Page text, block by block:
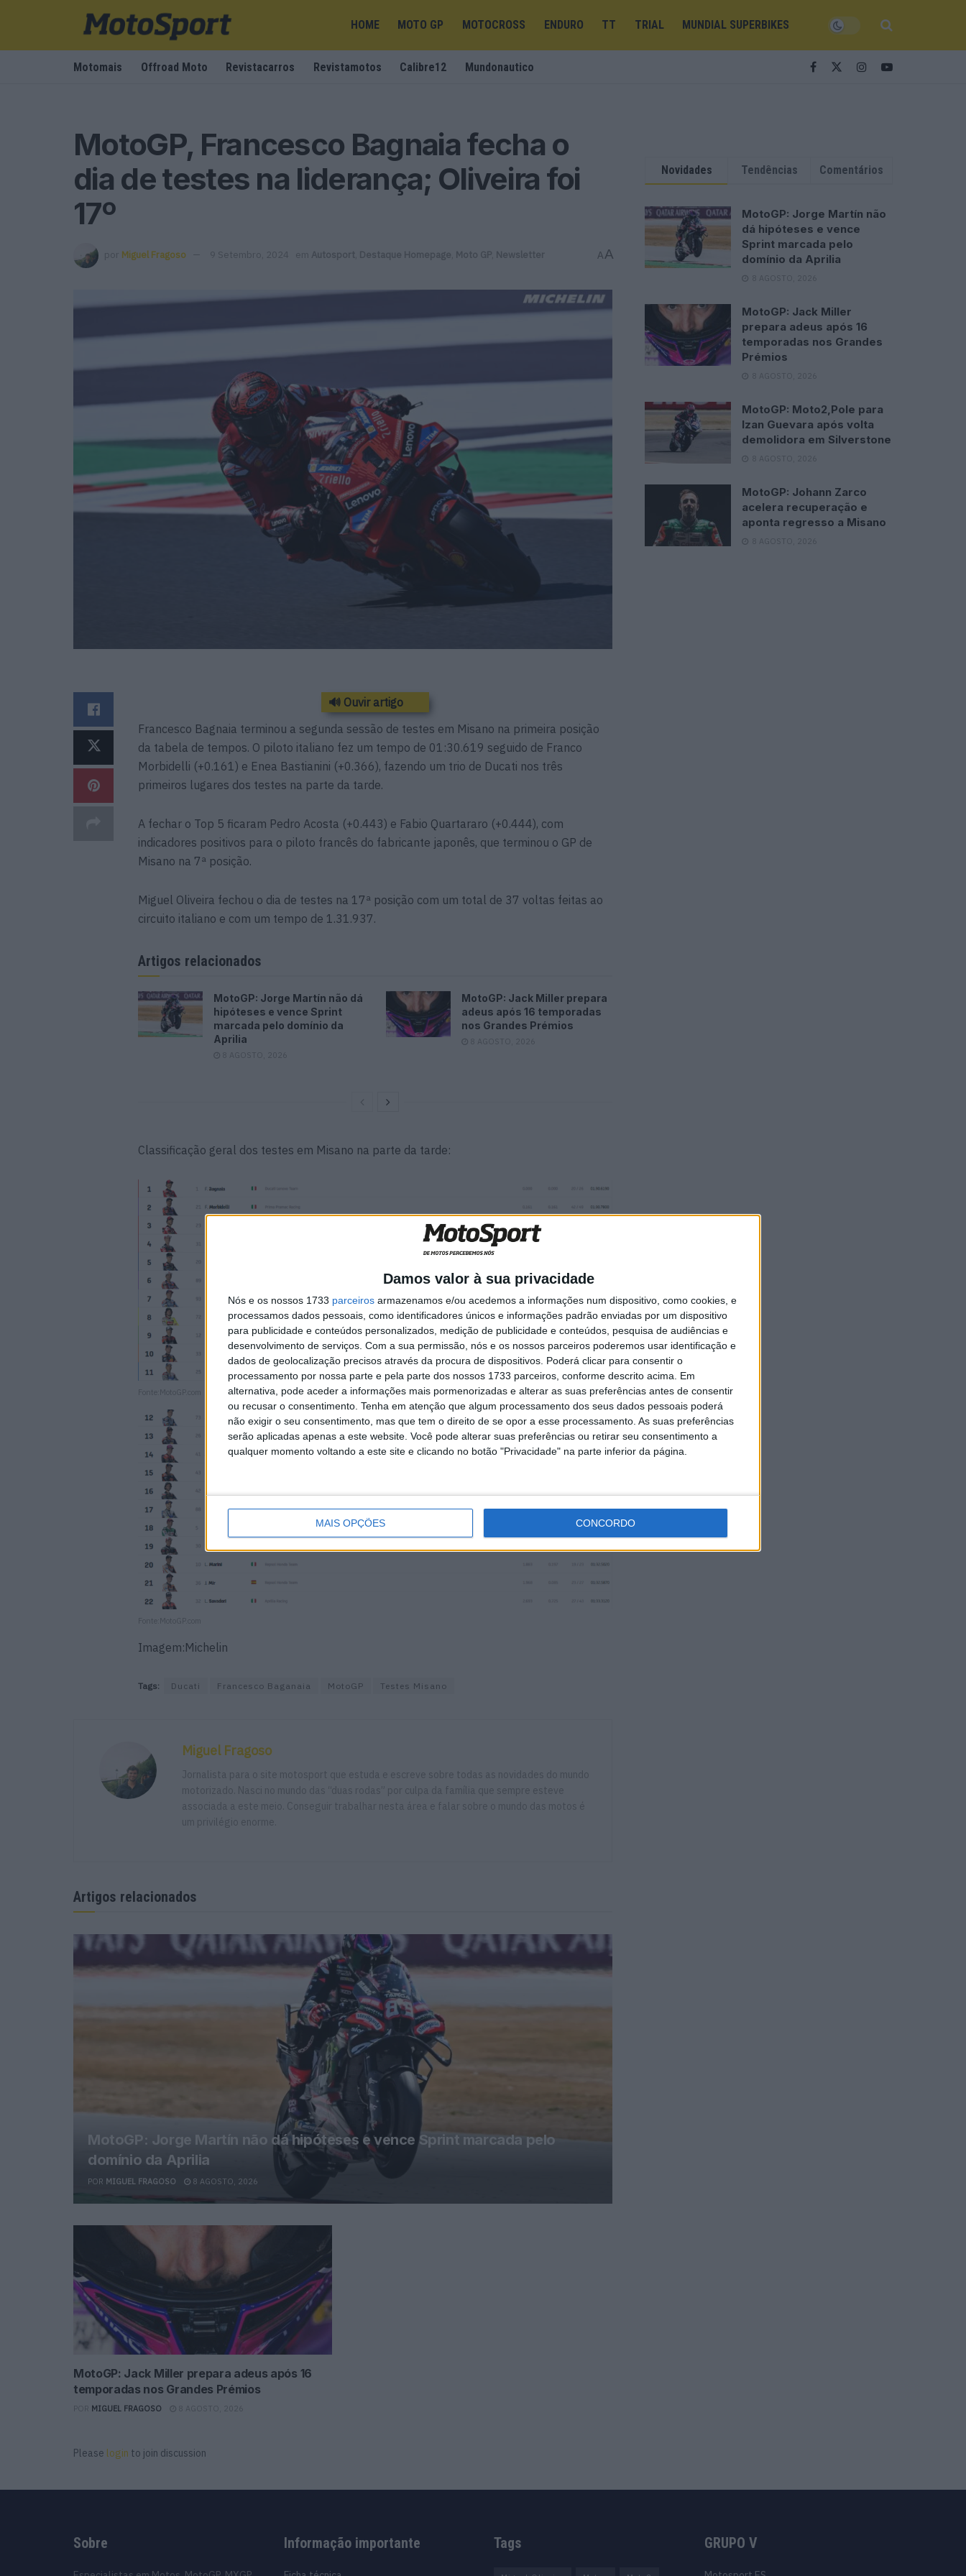
Damos valor à sua privacidade
Nós e os nossos 1733 parceiros armazenamos e/ou acedemos a informações num dispositivo, como cookies, e
processamos dados pessoais, como identificadores únicos e informações padrão enviadas por um dispositivo
para publicidade e conteúdos personalizados, medição de publicidade e conteúdos, pesquisa de audiências e
desenvolvimento de serviços. Com a sua permissão, nós e os nossos parceiros poderemos usar identificação e
dados de geolocalização precisos através da procura de dispositivos. Poderá clicar para consentir o
processamento por nossa parte e pela parte dos nossos 1733 parceiros, conforme descrito acima. Em
alternativa, pode aceder a informações mais pormenorizadas e alterar as suas preferências antes de consentir
ou recusar o consentimento. Tenha em atenção que algum processamento dos seus dados pessoais poderá
não exigir o seu consentimento, mas que tem o direito de se opor a esse processamento. As suas preferências
serão aplicadas apenas a este website. Você pode alterar suas preferências ou retirar seu consentimento a
qualquer momento voltando a este site e clicando no botão "Privacidade" na parte inferior da página.
MAIS OPÇÕES CONCORDO
HOME MOTO GP MOTOCROSS ENDURO TT TRIAL MUNDIAL SUPERBIKES
Motomais Offroad Moto Revistacarros Revistamotos Calibre12 Mundonautico
MotoGP, Francesco Bagnaia fecha o
dia de testes na liderança; Oliveira foi
17º
por Miguel Fragoso 9 Setembro, 2024 em Autosport Destaque Homepage Moto GP Newsletter AA
🔊 Ouvir artigo
Francesco Bagnaia terminou a segunda sessão de testes em Misano na primeira posição
da tabela de tempos. O piloto italiano fez um tempo de 01:30.619 seguido de Franco
Morbidelli (+0.161) e Enea Bastianini (+0.366), fazendo um trio de Ducati nos três
primeiros lugares dos testes na parte da tarde.
A fechar o Top 5 ficaram Pedro Acosta (+0.443) e Fabio Quartararo (+0.444), com
indicadores positivos para o piloto francês do fabricante japonês, que terminou o GP de
Misano na 7ª posição.
Miguel Oliveira fechou o dia de testes na 17ª posição com um total de 37 voltas feitas ao
circuito italiano e com um tempo de 1.31.937.
Artigos relacionados
MotoGP: Jorge Martín não dá
hipóteses e vence Sprint
marcada pelo domínio da
Aprilia
8 AGOSTO, 2026
MotoGP: Jack Miller prepara
adeus após 16 temporadas
nos Grandes Prémios
8 AGOSTO, 2026
Classificação geral dos testes em Misano na parte da tarde:
Fonte:MotoGP.com
Fonte:MotoGP.com
Imagem:Michelin
Tags: Ducati Francesco Baganaia MotoGP Testes Misano
Miguel Fragoso
Jornalista para o site motosport que estuda e escreve sobre todas as novidades do mundo
motorizado. Nasci no mundo das “duas rodas” por culpa da família que sempre esteve
associada a este meio. Conseguir trabalhar nesta área e falar sobre o mundo das motos é
um privilégio enorme.
Artigos relacionados
MotoGP: Jorge Martín não dá hipóteses e vence Sprint marcada pelo
domínio da Aprilia
POR MIGUEL FRAGOSO 8 AGOSTO, 2026
MotoGP: Jack Miller prepara adeus após 16
temporadas nos Grandes Prémios
MIGUEL FRAGOSO 8 AGOSTO, 2026
Please login to join discussion
Novidades Tendências Comentários
MotoGP: Jorge Martín não
dá hipóteses e vence
Sprint marcada pelo
domínio da Aprilia
8 AGOSTO, 2026
MotoGP: Jack Miller
prepara adeus após 16
temporadas nos Grandes
Prémios
8 AGOSTO, 2026
MotoGP: Moto2,Pole para
Izan Guevara após volta
demolidora em Silverstone
8 AGOSTO, 2026
MotoGP: Johann Zarco
acelera recuperação e
aponta regresso a Misano
8 AGOSTO, 2026
Sobre Informação importante Tags GRUPO V